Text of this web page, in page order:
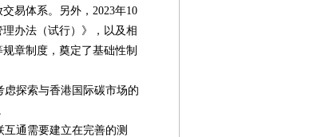
易体系。另外，2023年10
办法（试行）》，以及相
章制度，奠定了基础性制
探索与香港国际碳市场的
通需要建立在完善的测